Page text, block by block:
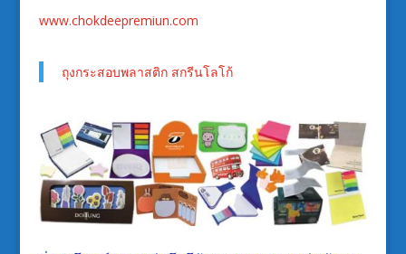
www.chokdeepremiun.com
ถุงกระสอบพลาสติก สกรีนโลโก้